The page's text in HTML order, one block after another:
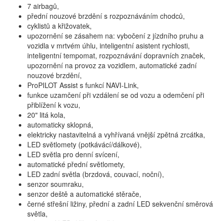
7 airbagů,
přední nouzové brzdění s rozpoznáváním chodců,
cyklistů a křižovatek,
upozornění se zásahem na: vybočení z jízdního pruhu a
vozidla v mrtvém úhlu, inteligentní asistent rychlosti,
inteligentní tempomat, rozpoznávání dopravních značek,
upozornění na provoz za vozidlem, automatické zadní
nouzové brzdění,
ProPILOT Assist s funkcí NAVI-Link,
funkce uzamčení při vzdálení se od vozu a odemčení při
přiblížení k vozu,
20" litá kola,
automaticky sklopná,
elektricky nastavitelná a vyhřívaná vnější zpětná zrcátka,
LED světlomety (potkávácí/dálkové),
LED světla pro denní svícení,
automatické přední světlomety,
LED zadní světla (brzdová, couvací, noční),
senzor soumraku,
senzor deště a automatické stěrače,
černé střešní ližiny, přední a zadní LED sekvenční směrová
světla,